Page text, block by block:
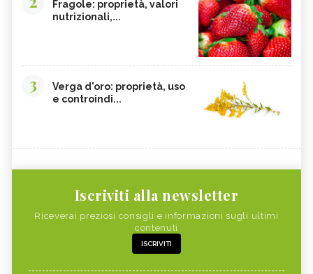
Fragole: proprietà, valori
nutrizionali,...
3
Verga d'oro: proprietà, uso
e controindi...
Iscriviti alla newsletter
Riceverai preziosi consigli e informazioni sugli ultimi
contenuti
ISCRIVITI